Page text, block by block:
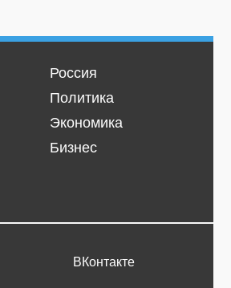
Россия
Политика
Экономика
Бизнес
ВКонтакте